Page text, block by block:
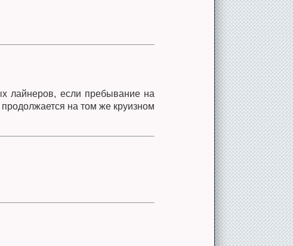
лайнеров, если пребывание на
на том же круизном